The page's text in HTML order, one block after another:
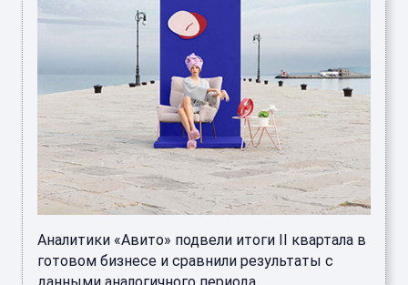
Аналитики «Авито» подвели итоги II квартала в
готовом бизнесе и сравнили результаты с